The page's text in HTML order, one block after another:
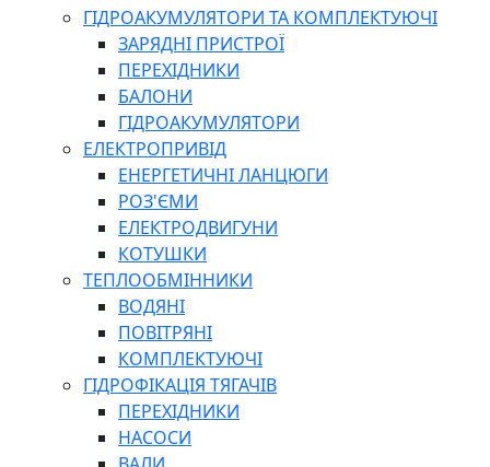
ГІДРОАКУМУЛЯТОРИ ТА КОМПЛЕКТУЮЧІ
ЗАРЯДНІ ПРИСТРОЇ
ПЕРЕХІДНИКИ
БАЛОНИ
ГІДРОАКУМУЛЯТОРИ
ЕЛЕКТРОПРИВІД
ЕНЕРГЕТИЧНІ ЛАНЦЮГИ
РОЗ'ЄМИ
ЕЛЕКТРОДВИГУНИ
КОТУШКИ
ТЕПЛООБМІННИКИ
ВОДЯНІ
ПОВІТРЯНІ
КОМПЛЕКТУЮЧІ
ГІДРОФІКАЦІЯ ТЯГАЧІВ
ПЕРЕХІДНИКИ
НАСОСИ